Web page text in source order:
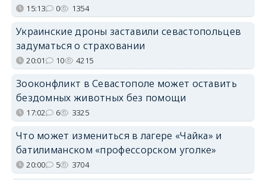
15:13 0 1354
Украинские дроны заставили севастопольцев
задуматься о страховании
20:01 10 4215
Зооконфликт в Севастополе может оставить
бездомных животных без помощи
17:02 6 3325
Что может измениться в лагере «Чайка» и
батилиманском «профессорском уголке»
20:00 5 3704